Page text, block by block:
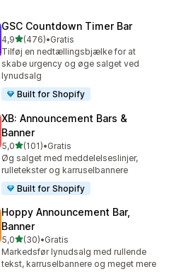
GSC Countdown Timer Bar
4,9ud af 5 stjerner
(476)
476 anmeldelser i alt
•Gratis
Tilføj en nedtællingsbjælke for at
skabe urgency og øge salget ved
lynudsalg
Built for Shopify
XB: Announcement Bars &
Banner
5,0ud af 5 stjerner
(101)
101 anmeldelser i alt
•Gratis
Øg salget med meddelelseslinjer,
rulletekster og karruselbannere
Built for Shopify
Hoppy Announcement Bar,
Banner
5,0ud af 5 stjerner
(30)
30 anmeldelser i alt
•Gratis
Markedsfør lynudsalg med rullende
tekst, karruselbannere og meget mere